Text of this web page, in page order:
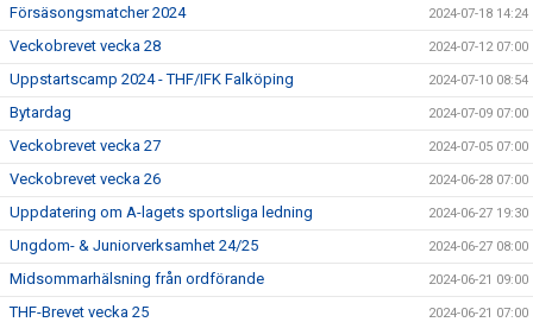
Försäsongsmatcher 2024 2024-07-18 14:24
Veckobrevet vecka 28 2024-07-12 07:00
Uppstartscamp 2024 - THF/IFK Falköping 2024-07-10 08:54
Bytardag 2024-07-09 07:00
Veckobrevet vecka 27 2024-07-05 07:00
Veckobrevet vecka 26 2024-06-28 07:00
Uppdatering om A-lagets sportsliga ledning 2024-06-27 19:30
Ungdom- & Juniorverksamhet 24/25 2024-06-27 08:00
Midsommarhälsning från ordförande 2024-06-21 09:00
THF-Brevet vecka 25 2024-06-21 07:00